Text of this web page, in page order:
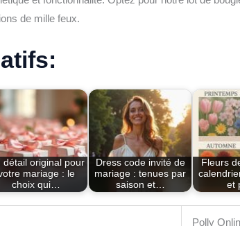
de mille feux.
détail original pour
mariage : le
choix qui…
Dress code invité de
mariage : tenues par
saison et…
Fleurs
et
Polly